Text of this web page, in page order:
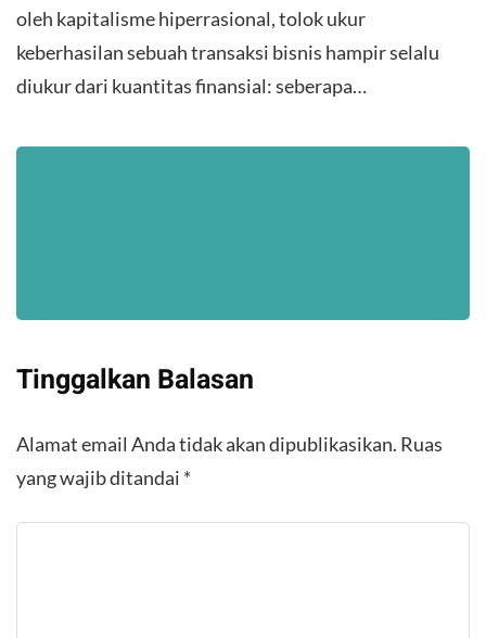
oleh kapitalisme hiperrasional, tolok ukur
keberhasilan sebuah transaksi bisnis hampir selalu
diukur dari kuantitas finansial: seberapa…
Tinggalkan Balasan
Alamat email Anda tidak akan dipublikasikan. Ruas
yang wajib ditandai *